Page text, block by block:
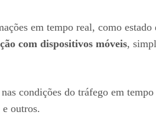
em tempo real, como estado
com dispositivos móveis,
condições do tráfego em
e outros.